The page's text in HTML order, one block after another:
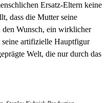
Ersatz-Eltern keine
dass die Mutter seine
Wunsch, ein wirklicher
artifizielle Hauptfigur
Welt, die nur durch das